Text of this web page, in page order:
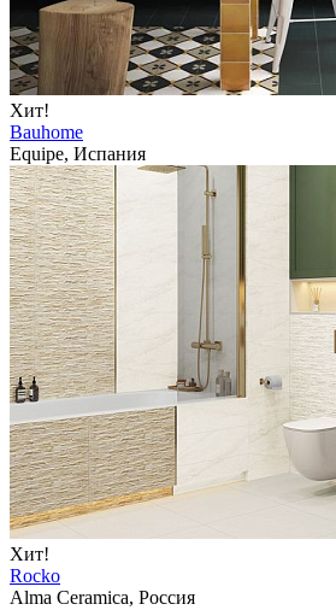
Хит!
Bauhome
Equipe, Испания
Хит!
Rocko
Alma Ceramica, Россия